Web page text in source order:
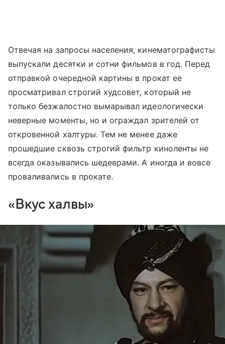
Отвечая на запросы населения, кинематографисты
выпускали десятки и сотни фильмов в год. Перед
отправкой очередной картины в прокат ее
просматривал строгий худсовет, который не
только безжалостно вымарывал идеологически
неверные моменты, но и ограждал зрителей от
откровенной халтуры. Тем не менее даже
прошедшие сквозь строгий фильтр киноленты не
всегда оказывались шедеврами. А иногда и вовсе
проваливались в прокате.
«Вкус халвы»